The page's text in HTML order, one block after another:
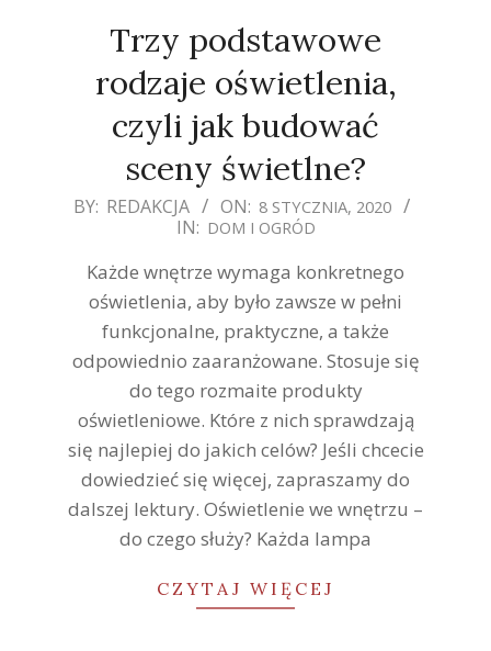
Trzy podstawowe
rodzaje oświetlenia,
czyli jak budować
sceny świetlne?
2020-
BY: REDAKCJA ON: 8 STYCZNIA, 2020
IN: DOM I OGRÓD
Każde wnętrze wymaga konkretnego
oświetlenia, aby było zawsze w pełni
funkcjonalne, praktyczne, a także
odpowiednio zaaranżowane. Stosuje się
do tego rozmaite produkty
oświetleniowe. Które z nich sprawdzają
się najlepiej do jakich celów? Jeśli chcecie
dowiedzieć się więcej, zapraszamy do
dalszej lektury. Oświetlenie we wnętrzu –
do czego służy? Każda lampa
CZYTAJ WIĘCEJ